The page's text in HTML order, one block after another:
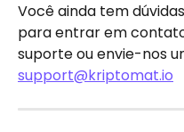
Você ainda tem
para entrar em
suporte ou envie-nos
support@kriptomat.io